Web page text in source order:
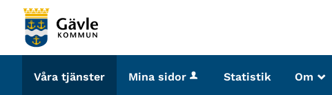
Välkommen
tjänster
Gävle
Våra tjänster Mina sidor Statistik Om _